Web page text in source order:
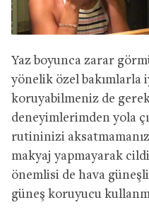
Yaz boyunca zarar
yönelik özel
koruyabilmeniz de
deneyimlerimden yola
rutininizi
makyaj yapmayarak
önemlisi de hava
güneş koruyucu